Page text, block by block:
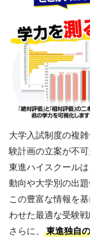
大学入試制度の複
験計画の立案が不可
東進ハイスクール
動向や大学別の出
この豊富な情報を
わせた最適な受験戦
さらに、
東進独自